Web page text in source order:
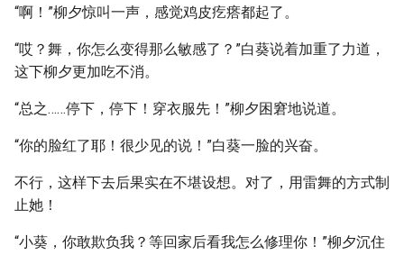
“啊！”柳夕惊叫一声，感觉鸡皮疙瘩都起了。
“哎？舞，你怎么变得那么敏感了？”白葵说着加重了力道，
这下柳夕更加吃不消。
“总之……停下，停下！穿衣服先！”柳夕困窘地说道。
“你的脸红了耶！很少见的说！”白葵一脸的兴奋。
不行，这样下去后果实在不堪设想。对了，用雷舞的方式制
止她！
“小葵，你敢欺负我？等回家后看我怎么修理你！”柳夕沉住